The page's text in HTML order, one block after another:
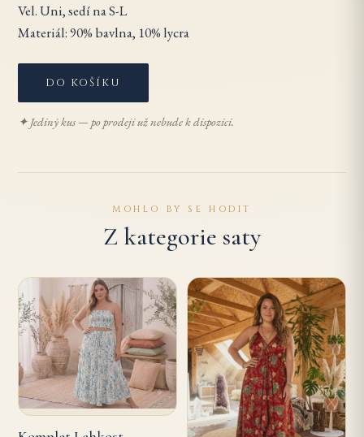
Vel. Uni, sedí na S-L
Materiál: 90% bavlna, 10% lycra
DO KOŠÍKU
✦ Jediný kus — po prodeji už nebude k dispozici.
MOHLO BY SE HODIT
Z kategorie saty